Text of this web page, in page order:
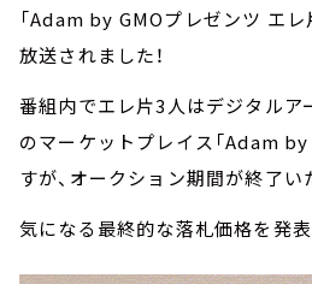
「Adam by GMOプレゼンツ エレ
放送されました！
番組内でエレ片3人はデジタルア
のマーケットプレイス「Adam by
すが、オークション期間が終了い
気になる最終的な落札価格を発